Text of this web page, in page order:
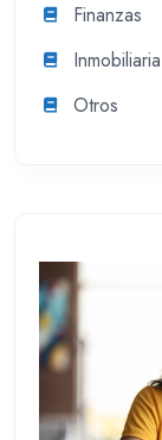
Finanzas
Inmobiliaria
Otros